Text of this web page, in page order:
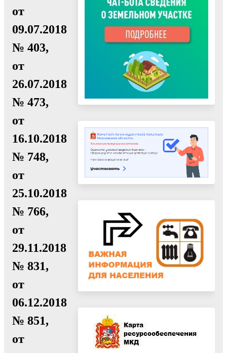
от
09.07.2018
№ 403,
от
26.07.2018
№ 473,
от
16.10.2018
№ 748,
от
25.10.2018
№ 766,
от
29.11.2018
№ 831,
от
06.12.2018
№ 851,
от